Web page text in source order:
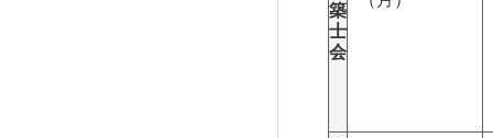
築
士
会